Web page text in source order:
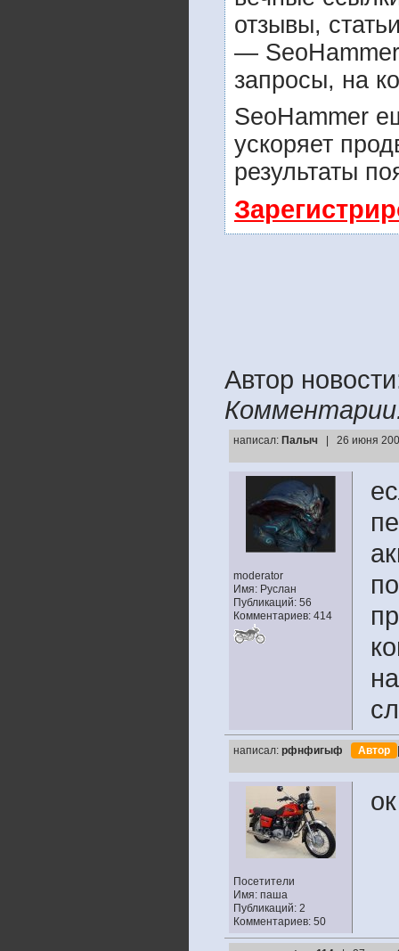
отзывы,
— SeoHammer
запросы, на
SeoHammer
ускоряет
результаты
Автор
написал: Палыч | 26 июня
moderator
Имя: Руслан
Публикаций: 56
Комментариев: 414
написал: рфнфигыф Автор
Посетители
Имя: паша
Публикаций: 2
Комментариев: 50